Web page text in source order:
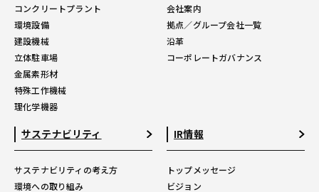
コンクリートプラント
環境設備
建設機械
立体駐車場
金属素形材
特殊工作機械
理化学機器
会社案内
拠点／グループ会社一覧
沿革
コーポレートガバナンス
サステナビリティ
サステナビリティの考え方
環境への取り組み
IR情報
トップメッセージ
ビジョン